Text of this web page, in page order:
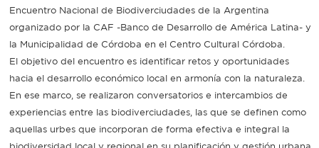
Encuentro Nacional de Biodiverciudades de la Argentina
organizado por la CAF -Banco de Desarrollo de América Latina- y
la Municipalidad de Córdoba en el Centro Cultural Córdoba.
El objetivo del encuentro es identificar retos y oportunidades
hacia el desarrollo económico local en armonía con la naturaleza.
En ese marco, se realizaron conversatorios e intercambios de
experiencias entre las biodiverciudades, las que se definen como
aquellas urbes que incorporan de forma efectiva e integral la